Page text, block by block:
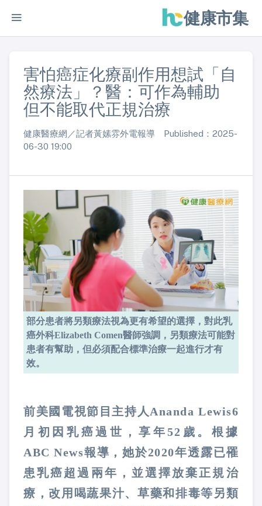
健康市集
害怕癌症化療副作用想試「自
然療法」？醫：可作為輔助
但不能取代正規治療
健康醫療網／記者黃嫊雰外電報導 Published：2025-
06-30 19:00
部分患者將另類療法視為更有希望的選擇，對此乳
癌外科Elizabeth Comen醫師強調，另類療法可能對
患者有幫助，但必須配合標準治療一起進行才有
效。
前美國電視節目主持人Ananda Lewis6
月初因乳癌過世，享年52歲。根據
ABC News報導，她於2020年透露已罹
患乳癌超過兩年，並選擇放棄正規治
療，改用喝蔬果汁、草藥和排毒等另類